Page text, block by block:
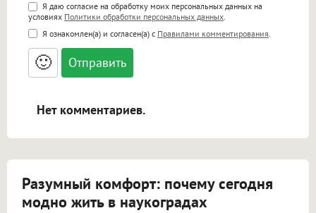
Поддержка HTML
<b>, <strong>, <u>, <i>, <em>, <s>, <big>,
<small>, <sup>, <sub>, <pre>, <ul>, <ol>, <li>,
<blockquote>, <code> экранирует HTML,
адреса URL автоматически становятся
ссылками, и [img]адрес[/img] будет
Я даю согласие на обработку моих персональных данных на
условиях Политики обработки персональных данных
Я ознакомлен(а) и согласен(а) с Правилами комментирования
🙂
Нет комментариев.
Разумный комфорт: почему сегодня
модно жить в наукоградах